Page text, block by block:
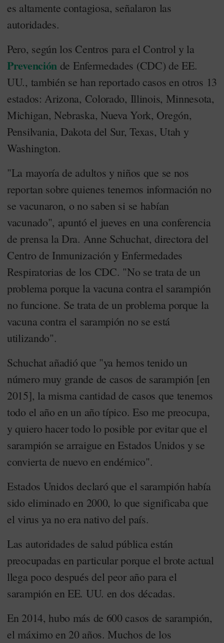
es altamente contagiosa, señalaron las
autoridades.
Pero, según los Centros para el Control y la
Prevención de Enfermedades (CDC) de EE.
UU., también se han reportado casos en otros 13
estados: Arizona, Colorado, Illinois, Minnesota,
Michigan, Nebraska, Nueva York, Oregón,
Pensilvania, Dakota del Sur, Texas, Utah y
Washington.
"La mayoría de adultos y niños que se nos
reportan sobre quienes tenemos información no
se vacunaron, o no saben si se habían
vacunado", apuntó el jueves en una conferencia
de prensa la Dra. Anne Schuchat, directora del
Centro de Inmunización y Enfermedades
Respiratorias de los CDC. "No se trata de un
problema porque la vacuna contra el sarampión
no funcione. Se trata de un problema porque la
vacuna contra el sarampión no se está
utilizando".
Schuchat añadió que "ya hemos tenido un
número muy grande de casos de sarampión [en
2015], la misma cantidad de casos que tenemos
todo el año en un año típico. Eso me preocupa,
y quiero hacer todo lo posible por evitar que el
sarampión se arraigue en Estados Unidos y se
convierta de nuevo en endémico".
Estados Unidos declaró que el sarampión había
sido eliminado en 2000, lo que significaba que
el virus ya no era nativo del país.
Las autoridades de salud pública están
preocupadas en particular porque el brote actual
llega poco después del peor año para el
sarampión en EE. UU. en dos décadas.
En 2014, hubo más de 600 casos de sarampión,
el máximo en 20 años. Muchos de los